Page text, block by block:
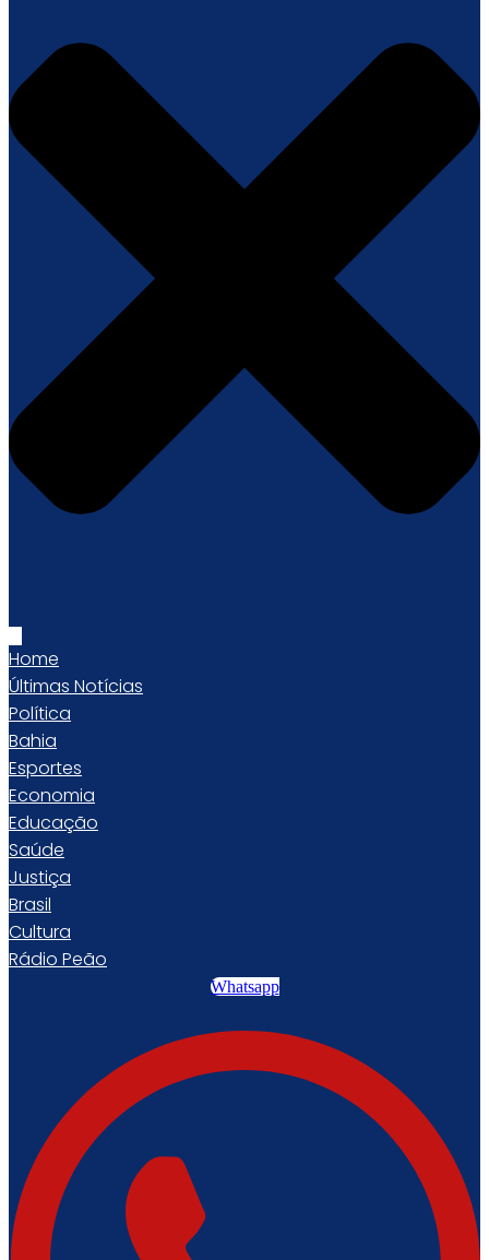
Home
Últimas Notícias
Política
Bahia
Esportes
Economia
Educação
Saúde
Justiça
Brasil
Cultura
Rádio Peão
Whatsapp